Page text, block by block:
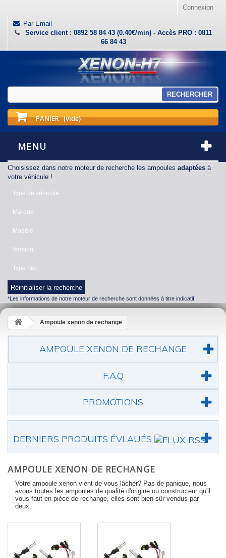
Connexion
Par Email
Service client : 0892 58 84 43 (0.40€/min) - Accès PRO : 0811
66 84 43
RECHERCHER
PANIER (vide)
MENU
Choisissez dans notre moteur de recherche les ampoules adaptées à
votre véhicule !
Type de véhicule
Marque
Modèle
Version
Type Feu
Réinitialiser la recherche
*Les informations de notre moteur de recherche sont données à titre indicatif
Ampoule xenon de rechange
AMPOULE XENON DE RECHANGE
F.A.Q
PROMOTIONS
DERNIERS PRODUITS ÉVLAUÉS
AMPOULE XENON DE RECHANGE
Votre ampoule xenon vient de vous lâcher? Pas de panique, nous
avons toutes les ampoules de qualité d'origine ou constructeur qu'il
vous faut en pièce de rechange, elles sont bien sûr vendus par
deux.